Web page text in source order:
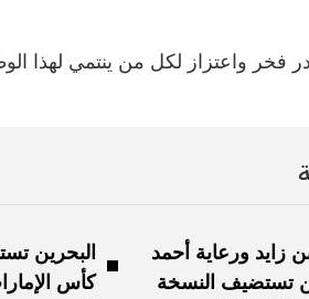
واعتزاز لكل من ينتمي لهذا
زايد ورعاية أحمد
تستضيف النسخة
البحرين
كأس